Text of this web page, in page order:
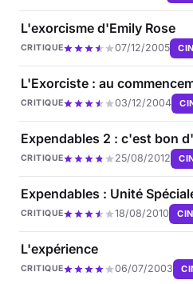
L'exorcisme d'Emily Rose
CRITIQUE 07/12/2005
L'Exorciste : au
CRITIQUE 03/12/2004
Expendables 2 : c'est bon
CRITIQUE 25/08/2012
Expendables : Unité
CRITIQUE 18/08/2010
L'expérience
CRITIQUE 06/07/2003